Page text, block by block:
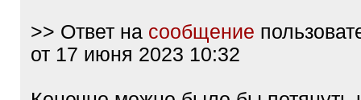
>> Ответ на сообщение
от 17 июня 2023 10:32